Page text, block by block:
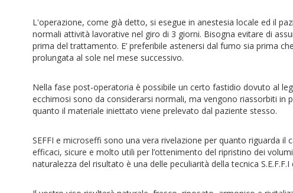
L'operazione, come già detto, si esegue in anestesia locale ed il
normali attività lavorative nel giro di 3 giorni. Bisogna evitare di
prima del trattamento. E’ preferibile astenersi dal fumo sia prima
prolungata al sole nel mese successivo.
Nella fase post-operatoria è possibile un certo fastidio dovuto al
ecchimosi sono da considerarsi normali, ma vengono riassorbiti in
quanto il materiale iniettato viene prelevato dal paziente stesso.
SEFFI e microseffi sono una vera rivelazione per quanto riguarda
efficaci, sicure e molto utili per l’ottenimento del ripristino dei
naturalezza del risultato è una delle peculiarità della tecnica